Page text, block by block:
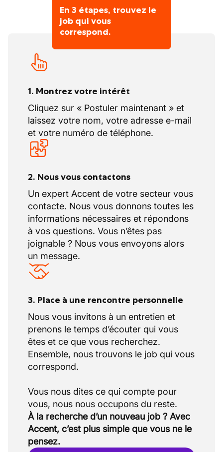
→ Environnement :
Chantiers résidentiels neufs ou rénovation
Bruxelles + déplacements en Flandre
Fonction terrain, rythme chantier
En 3 étapes, trouvez le
job qui vous
correspond.
1. Montrez votre intérêt
Cliquez sur « Postuler maintenant » et
laissez votre nom, votre adresse e-mail
et votre numéro de téléphone.
2. Nous vous contactons
Un expert Accent de votre secteur vous
contacte. Nous vous donnons toutes les
informations nécessaires et répondons
à vos questions. Vous n’êtes pas
joignable ? Nous vous envoyons alors
un message.
3. Place à une rencontre personnelle
Nous vous invitons à un entretien et
prenons le temps d’écouter qui vous
êtes et ce que vous recherchez.
Ensemble, nous trouvons le job qui vous
correspond.
Vous nous dites ce qui compte pour
À la recherche d’un nouveau job ? Avec
Accent, c’est plus simple que vous ne le
pensez.